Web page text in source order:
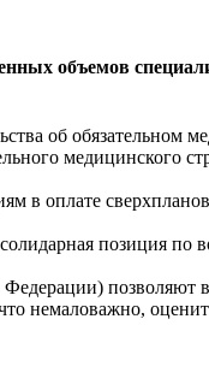
объемов
об обязательном
медицинского
в оплате
позиция по
позволяют
немаловажно,